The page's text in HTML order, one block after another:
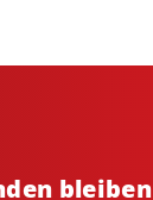
bleiben